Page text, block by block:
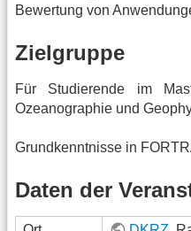
Bewertung von
Zielgruppe
Für Studierende im
Ozeanographie und
Grundkenntnisse in
Daten der